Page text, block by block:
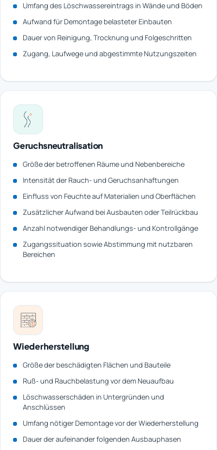
Umfang des Löschwassereintrags in Wände und Böden
Aufwand für Demontage belasteter Einbauten
Dauer von Reinigung, Trocknung und Folgeschritten
Zugang, Laufwege und abgestimmte Nutzungszeiten
Geruchsneutralisation
Größe der betroffenen Räume und Nebenbereiche
Intensität der Rauch- und Geruchsanhaftungen
Einfluss von Feuchte auf Materialien und Oberflächen
Zusätzlicher Aufwand bei Ausbauten oder Teilrückbau
Anzahl notwendiger Behandlungs- und Kontrollgänge
Zugangssituation sowie Abstimmung mit nutzbaren
Bereichen
Wiederherstellung
Größe der beschädigten Flächen und Bauteile
Ruß- und Rauchbelastung vor dem Neuaufbau
Löschwasserschäden in Untergründen und
Anschlüssen
Umfang nötiger Demontage vor der Wiederherstellung
Dauer der aufeinander folgenden Ausbauphasen